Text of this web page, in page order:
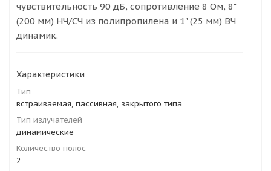
чувствительность 90 дБ, сопротивление 8 Ом, 8"
(200 мм) НЧ/СЧ из полипропилена и 1" (25 мм) ВЧ
динамик.
Характеристики
Тип
встраиваемая, пассивная, закрытого типа
Тип излучателей
динамические
Количество полос
2